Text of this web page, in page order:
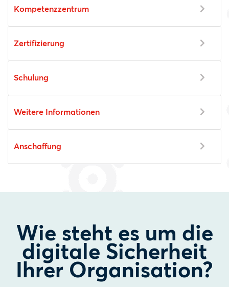
Kompetenzzentrum
Zertifizierung
Schulung
Weitere Informationen
Anschaffung
Wie steht es um die
digitale Sicherheit
Ihrer Organisation?